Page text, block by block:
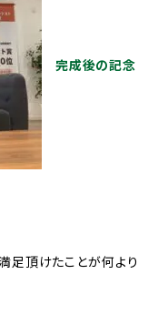
完成後の記念
足頂けたことが何より